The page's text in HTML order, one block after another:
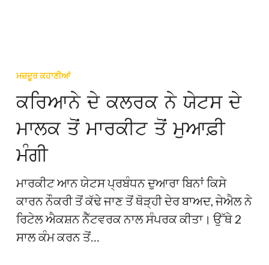
ਦੇ
ਕਲਰਕ
ਨੇ
ਯੇਟਸ
ਦੇ
ਮਾਲਕ
ਤੋਂ
ਮਾਰਕੀਟ
ਤੋਂ
ਮੁਆਫ਼ੀ
ਮਜ਼ਦੂਰ ਕਹਾਣੀਆਂ
ਕਰਿਆਨੇ ਦੇ ਕਲਰਕ ਨੇ ਯੇਟਸ ਦੇ
ਮਾਲਕ ਤੋਂ ਮਾਰਕੀਟ ਤੋਂ ਮੁਆਫ਼ੀ
ਮੰਗੀ
ਮਾਰਕੀਟ ਆਨ ਯੇਟਸ ਪ੍ਰਬੰਧਨ ਦੁਆਰਾ ਬਿਨਾਂ ਕਿਸੇ
ਕਾਰਨ ਨੌਕਰੀ ਤੋਂ ਕੱਢੇ ਜਾਣ ਤੋਂ ਥੋੜ੍ਹੀ ਦੇਰ ਬਾਅਦ, ਜੇਐਲ ਨੇ
ਰਿਟੇਲ ਐਕਸ਼ਨ ਨੈੱਟਵਰਕ ਨਾਲ ਸੰਪਰਕ ਕੀਤਾ। ਉੱਥੇ 2
ਸਾਲ ਕੰਮ ਕਰਨ ਤੋਂ…